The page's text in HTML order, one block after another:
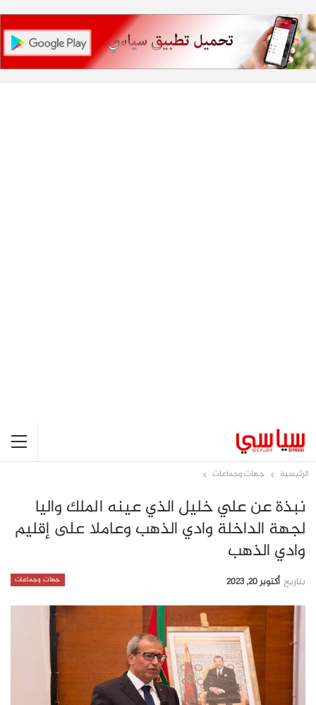
الرئيسية جهات وجماعات
نبذة عن علي خليل الذي عينه الملك واليا
لجهة الداخلة وادي الذهب وعاملا على إقليم
وادي الذهب
جهات وجماعات بتاريخ أكتوبر 20, 2023